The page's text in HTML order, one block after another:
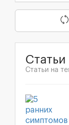
Статьи
Статьи на